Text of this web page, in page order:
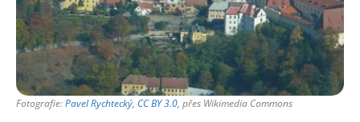
Fotografie:Pavel Rychtecký, CC BY 3.0, přes Wikimedia Commons